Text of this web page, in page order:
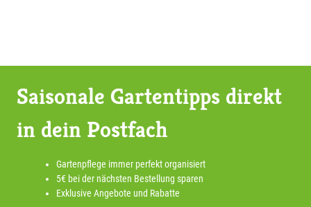
Saisonale Gartentipps direkt
in dein Postfach
Gartenpflege immer perfekt organisiert
5€ bei der nächsten Bestellung sparen
Exklusive Angebote und Rabatte